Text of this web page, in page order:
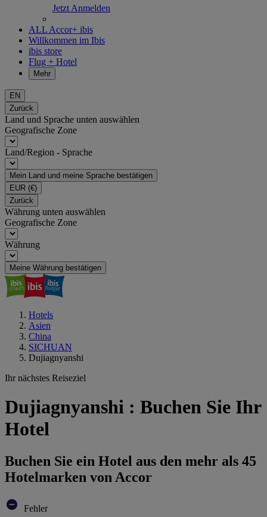
Jetzt Anmelden
ALL Accor+ ibis
Willkommen im Ibis
ibis store
Flug + Hotel
Mehr
EN
Zurück
Land und Sprache unten auswählen
Geografische Zone
Land/Region - Sprache
Mein Land und meine Sprache bestätigen
EUR (€)
Zurück
Währung unten auswählen
Geografische Zone
Währung
Meine Währung bestätigen
Hotels
Asien
China
SICHUAN
Dujiagnyanshi
Ihr nächstes Reiseziel
Dujiagnyanshi : Buchen Sie Ihr
Hotel
Buchen Sie ein Hotel aus den mehr als 45
Hotelmarken von Accor
Fehler